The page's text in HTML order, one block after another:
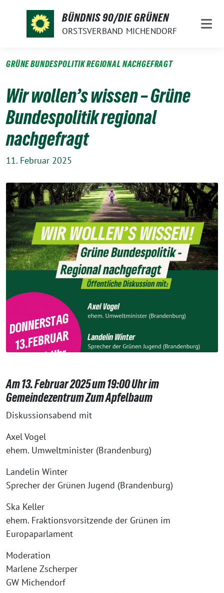
BÜNDNIS 90/DIE GRÜNEN
ORSTSVERBAND MICHENDORF
GRÜNE BUNDESPOLITIK REGIONAL NACHGEFRAGT
Wir wollen’s wissen – Grüne
Bundespolitik regional
nachgefragt
11. Februar 2025
Am 13. Februar 2025 um 19:00 Uhr im
Gemeindezentrum Zum Apfelbaum
Diskussionsabend mit
Axel Vogel
ehem. Umweltminister (Brandenburg)
Landelin Winter
Sprecher der Grünen Jugend (Brandenburg)
Ska Keller
ehem. Fraktionsvorsitzende der Grünen im
Europaparlament
Moderation
Marlene Zscherper
GW Michendorf